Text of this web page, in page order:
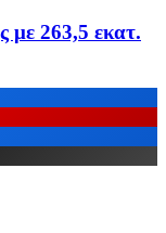
με 263,5 εκατ.